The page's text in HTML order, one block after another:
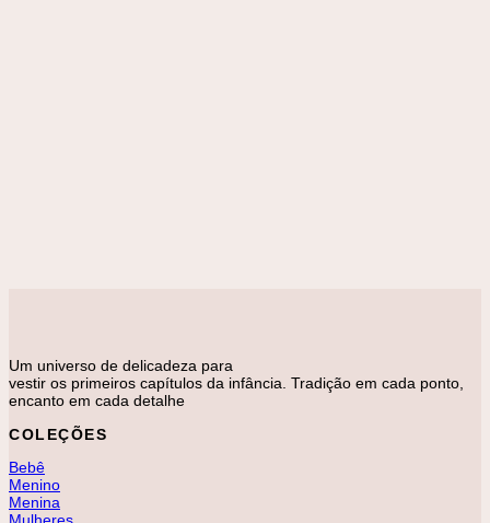
Um universo de delicadeza para
vestir os primeiros capítulos da infância. Tradição em cada ponto,
encanto em cada detalhe
COLEÇÕES
Bebê
Menino
Menina